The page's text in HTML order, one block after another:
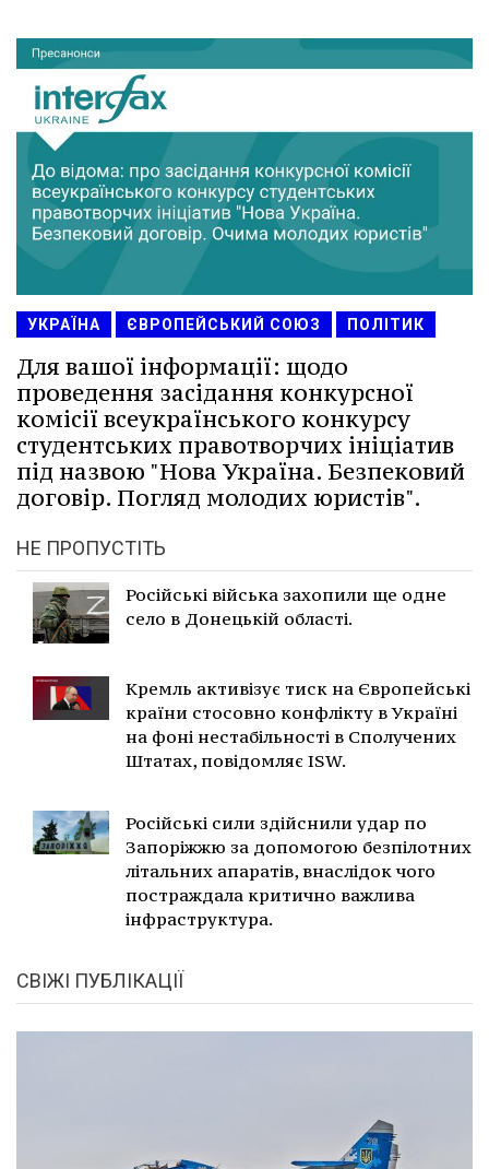
УКРАЇНА ЄВРОПЕЙСЬКИЙ СОЮЗ ПОЛІТИК
Для вашої інформації: щодо
проведення засідання конкурсної
комісії всеукраїнського конкурсу
студентських правотворчих ініціатив
під назвою "Нова Україна. Безпековий
договір. Погляд молодих юристів".
НЕ ПРОПУСТІТЬ
Російські війська захопили ще одне
село в Донецькій області.
Кремль активізує тиск на Європейські
країни стосовно конфлікту в Україні
на фоні нестабільності в Сполучених
Штатах, повідомляє ISW.
Російські сили здійснили удар по
Запоріжжю за допомогою безпілотних
літальних апаратів, внаслідок чого
постраждала критично важлива
інфраструктура.
СВІЖІ ПУБЛІКАЦІЇ